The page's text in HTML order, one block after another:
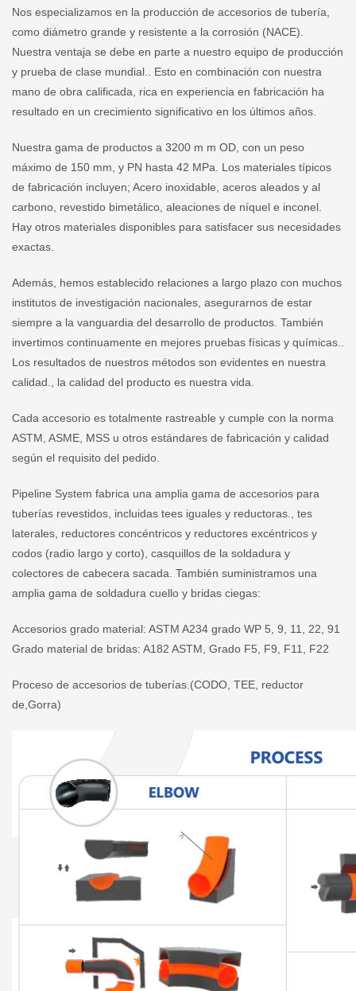
Nos especializamos en la producción de accesorios de tubería,
como diámetro grande y resistente a la corrosión (NACE).
Nuestra ventaja se debe en parte a nuestro equipo de producción
y prueba de clase mundial.. Esto en combinación con nuestra
mano de obra calificada, rica en experiencia en fabricación ha
resultado en un crecimiento significativo en los últimos años.
Nuestra gama de productos a 3200 m m OD, con un peso
máximo de 150 mm, y PN hasta 42 MPa. Los materiales típicos
de fabricación incluyen; Acero inoxidable, aceros aleados y al
carbono, revestido bimetálico, aleaciones de níquel e inconel.
Hay otros materiales disponibles para satisfacer sus necesidades
exactas.
Además, hemos establecido relaciones a largo plazo con muchos
institutos de investigación nacionales, asegurarnos de estar
siempre a la vanguardia del desarrollo de productos. También
invertimos continuamente en mejores pruebas físicas y químicas..
Los resultados de nuestros métodos son evidentes en nuestra
calidad., la calidad del producto es nuestra vida.
Cada accesorio es totalmente rastreable y cumple con la norma
ASTM, ASME, MSS u otros estándares de fabricación y calidad
según el requisito del pedido.
Pipeline System fabrica una amplia gama de accesorios para
tuberías revestidos, incluidas tees iguales y reductoras., tes
laterales, reductores concéntricos y reductores excéntricos y
codos (radio largo y corto), casquillos de la soldadura y
colectores de cabecera sacada. También suministramos una
amplia gama de soldadura cuello y bridas ciegas:
Accesorios grado material: ASTM A234 grado WP 5, 9, 11, 22, 91
Grado material de bridas: A182 ASTM, Grado F5, F9, F11, F22
Proceso de accesorios de tuberías.(CODO, TEE, reductor
de,Gorra)